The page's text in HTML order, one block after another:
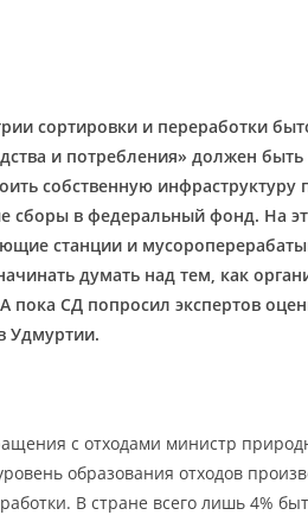
сортировки и переработки
и потребления» должен быть
собственную инфраструктуру
сборы в федеральный фонд. На
станции и
думать над тем, как
пока СД попросил экспертов
Удмуртии.
с отходами министр
образования отходов
В стране всего лишь 4%